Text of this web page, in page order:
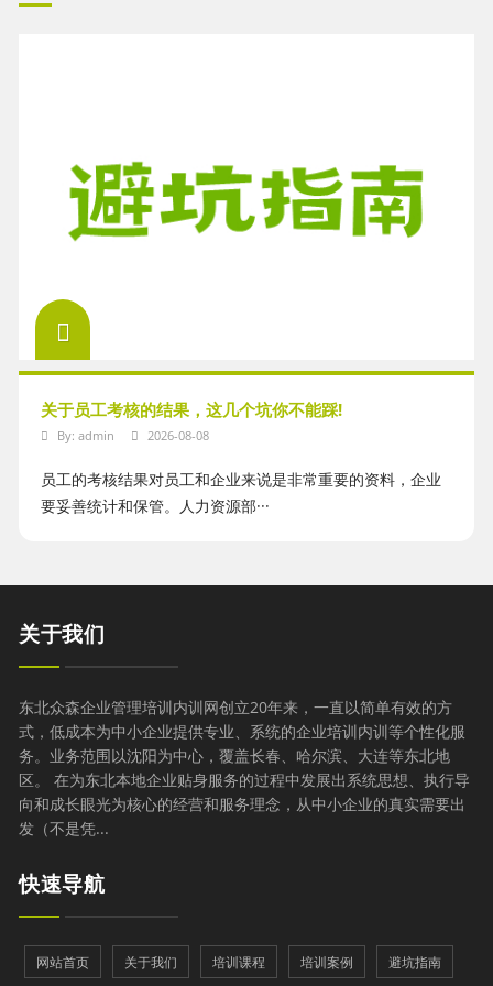
关于员工考核的结果，这几个坑你不能踩!
By:admin 2026-08-08
员工的考核结果对员工和企业来说是非常重要的资料，企业
要妥善统计和保管。人力资源部···
关于我们
东北众森企业管理培训内训网创立20年来，一直以简单有效的方
式，低成本为中小企业提供专业、系统的企业培训内训等个性化服
务。业务范围以沈阳为中心，覆盖长春、哈尔滨、大连等东北地
区。 在为东北本地企业贴身服务的过程中发展出系统思想、执行导
向和成长眼光为核心的经营和服务理念，从中小企业的真实需要出
发（不是凭...
快速导航
网站首页 关于我们 培训课程 培训案例 避坑指南